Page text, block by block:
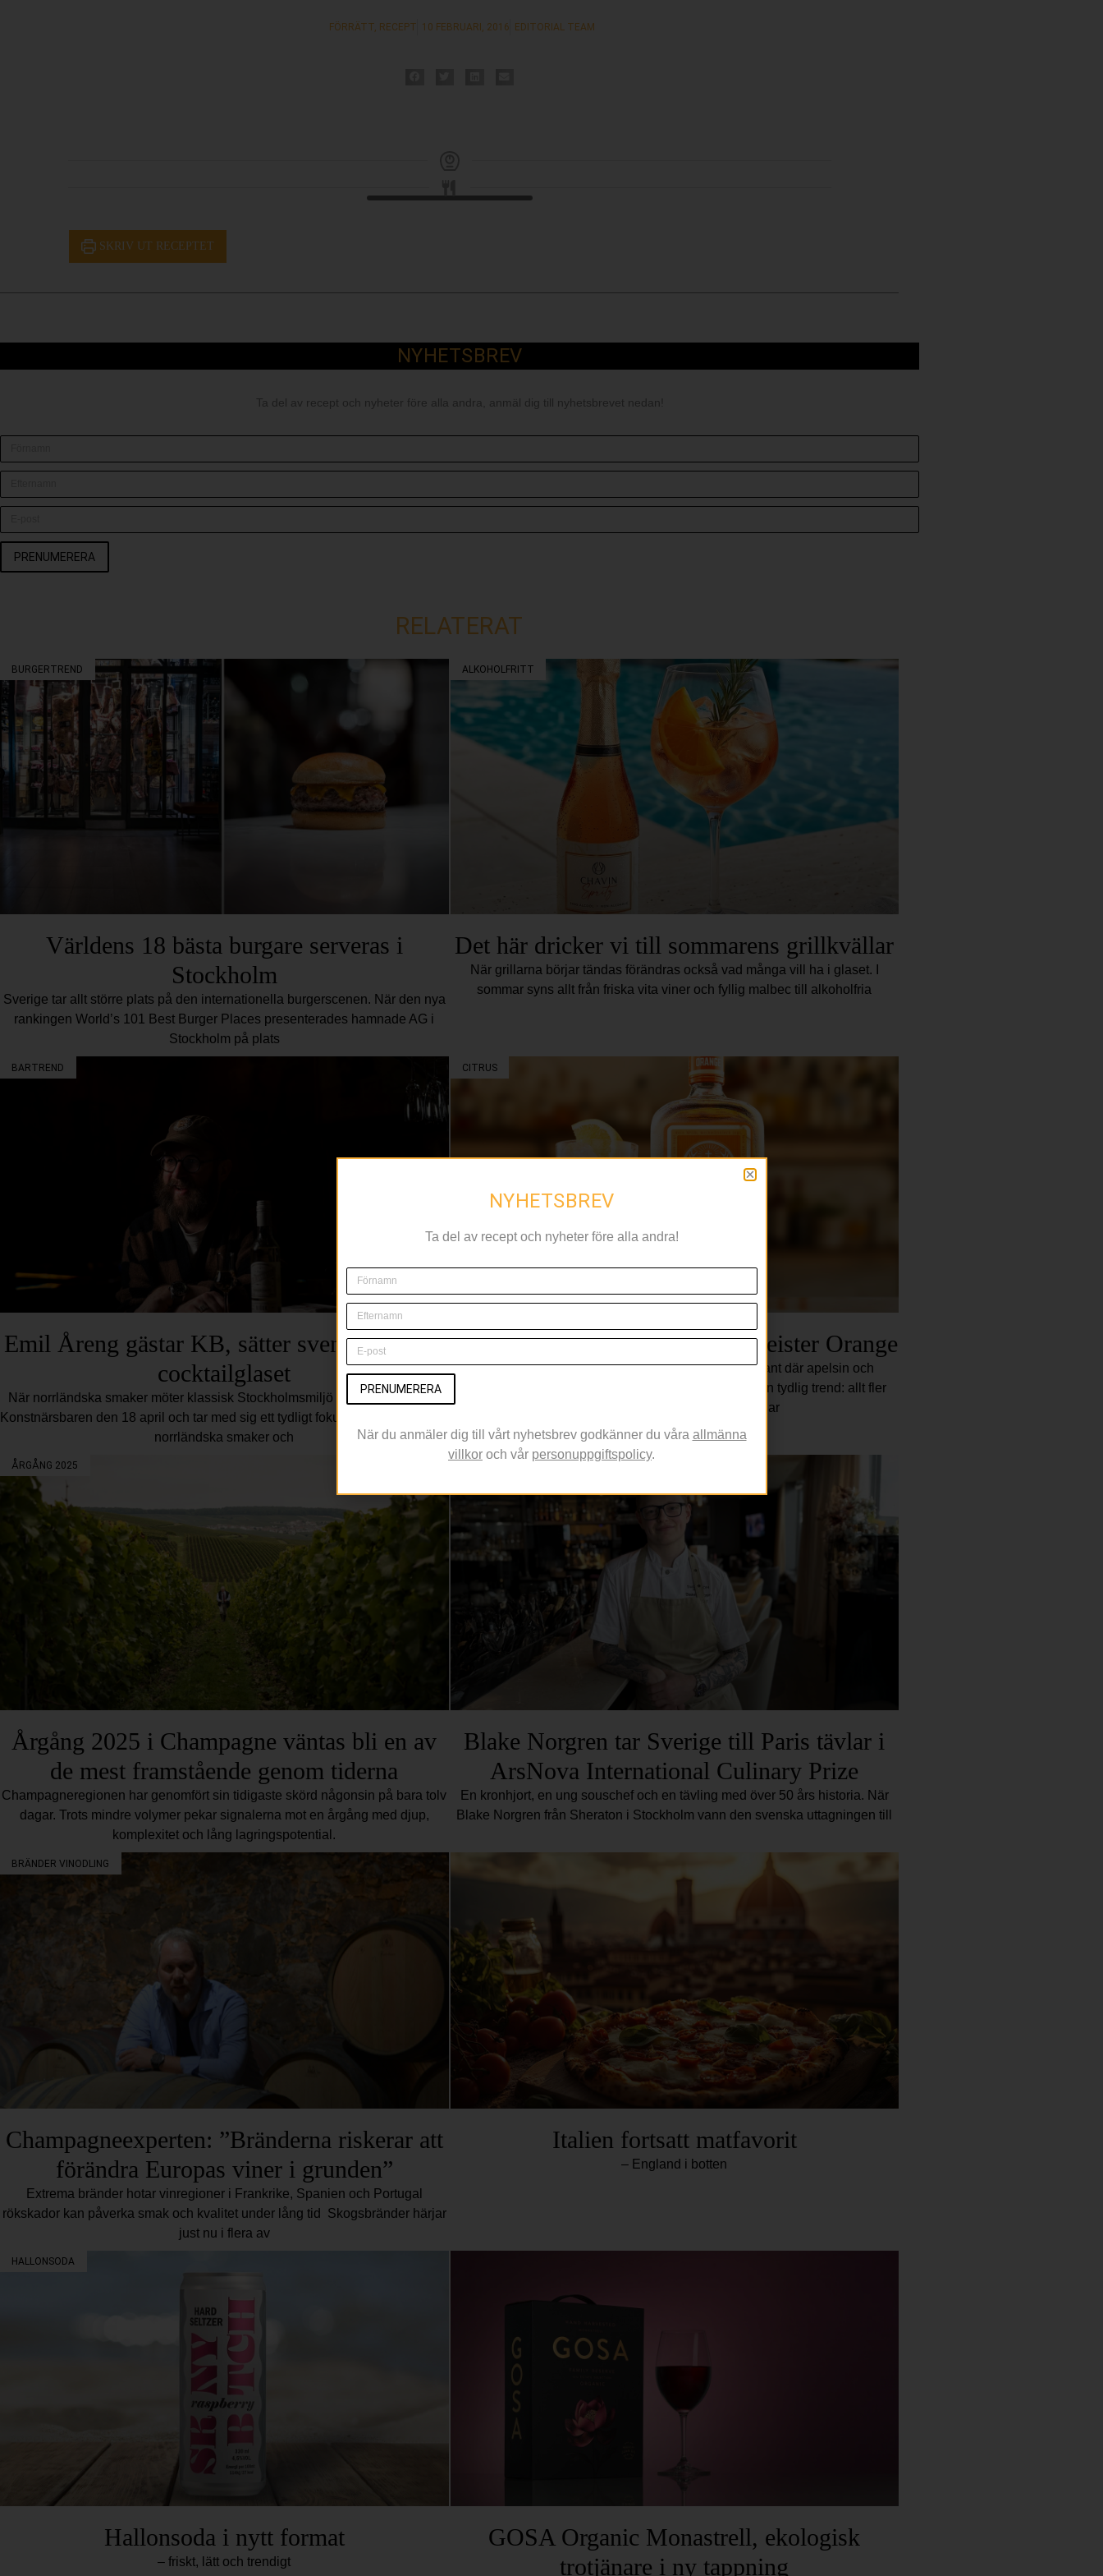
FÖRRÄTT, RECEPT 10 FEBRUARI, 2016 EDITORIAL TEAM
SKRIV UT RECEPTET
NYHETSBREV
Ta del av recept och nyheter före alla andra, anmäl dig till nyhetsbrevet nedan!
PRENUMERERA
RELATERAT
BURGERTREND
Världens 18 bästa burgare serveras i
Stockholm
Sverige tar allt större plats på den internationella burgerscenen. När den nya
rankingen World’s 101 Best Burger Places presenterades hamnade AG i
Stockholm på plats
ALKOHOLFRITT
Det här dricker vi till sommarens grillkvällar
När grillarna börjar tändas förändras också vad många vill ha i glaset. I
sommar syns allt från friska vita viner och fyllig malbec till alkoholfria
BARTREND
Emil Åreng gästar KB, sätter svensk terroir i
cocktailglaset
När norrländska smaker möter klassisk Stockholmsmiljö Emil Åreng gästar
Konstnärsbaren den 18 april och tar med sig ett tydligt fokus: svenska råvaror,
norrländska smaker och
CITRUS
Apelsin och örter möts i Jägermeister Orange
Jägermeister breddar sitt sortiment med en ny variant där apelsin och
mandarin spelar huvudrollen. Lanseringen speglar en tydlig trend: allt fler
spritklassiker får nya smaksättningar
ÅRGÅNG 2025
Årgång 2025 i Champagne väntas bli en av
de mest framstående genom tiderna
Champagneregionen har genomfört sin tidigaste skörd någonsin på bara tolv
dagar. Trots mindre volymer pekar signalerna mot en årgång med djup,
komplexitet och lång lagringspotential.
Blake Norgren tar Sverige till Paris tävlar i
ArsNova International Culinary Prize
En kronhjort, en ung souschef och en tävling med över 50 års historia. När
Blake Norgren från Sheraton i Stockholm vann den svenska uttagningen till
BRÄNDER VINODLING
Champagneexperten: ”Bränderna riskerar att
förändra Europas viner i grunden”
Extrema bränder hotar vinregioner i Frankrike, Spanien och Portugal
rökskador kan påverka smak och kvalitet under lång tid Skogsbränder härjar
just nu i flera av
Italien fortsatt matfavorit
– England i botten
HALLONSODA
Hallonsoda i nytt format
– friskt, lätt och trendigt
GOSA Organic Monastrell, ekologisk
trotjänare i ny tappning
NYHETSBREV
Ta del av recept och nyheter före alla andra!
PRENUMERERA
När du anmäler dig till vårt nyhetsbrev godkänner du våra allmänna
villkor och vår personuppgiftspolicy.